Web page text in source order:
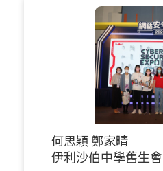
何思穎 鄭家晴
伊利沙伯中學舊生